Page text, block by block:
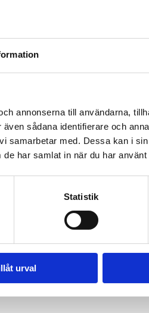
annonserna till användarna,
sådana identifierare och
samarbetar med. Dessa kan i
har samlat in när du har
Statistik
urval
där vi använder den egna